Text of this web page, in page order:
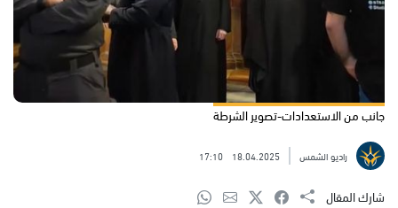
جانب من الاستعدادات-تصوير الشرطة
راديو الشمس 18.04.2025
17:10
شارك المقال